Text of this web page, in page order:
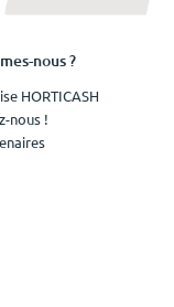
nous ?
HORTICASH
nous !